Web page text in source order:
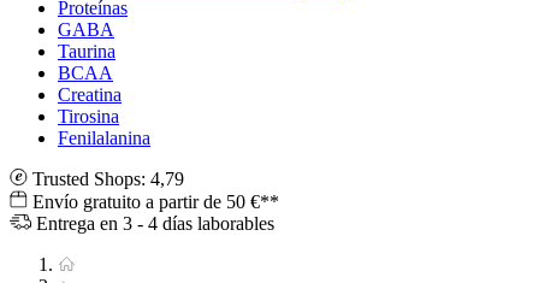
Proteínas
GABA
Taurina
BCAA
Creatina
Tirosina
Fenilalanina
Trusted Shops: 4,79
Envío gratuito a partir de 50 €**
Entrega en 3 - 4 días laborables